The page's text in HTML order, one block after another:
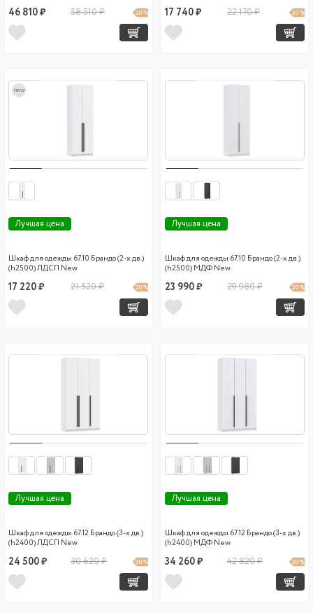
46 810 ₽ 58 510 ₽ 20 % 17 740 ₽ 22 170 ₽ 20 %
new
Лучшая цена
Шкаф для одежды 67.10 Брандо (2-х дв.)
(h2500) ЛДСП New
17 220 ₽ 21 520 ₽ 20 %
Лучшая цена
Шкаф для одежды 67.10 Брандо (2-х дв.)
(h2500) МДФ New
23 990 ₽ 29 980 ₽ 20 %
Лучшая цена
Шкаф для одежды 67.12 Брандо (3-х дв.)
(h2400) ЛДСП New
24 500 ₽ 30 620 ₽ 20 %
Лучшая цена
Шкаф для одежды 67.12 Брандо (3-х дв.)
(h2400) МДФ New
34 260 ₽ 42 820 ₽ 20 %